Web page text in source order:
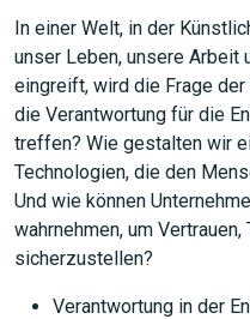
In einer Welt, in der
unser Leben, unsere Arbeit
eingreift, wird die Frage
die Verantwortung für die
treffen? Wie gestalten wir
Technologien, die den
Und wie können
wahrnehmen, um
sicherzustellen?
Verantwortung in der